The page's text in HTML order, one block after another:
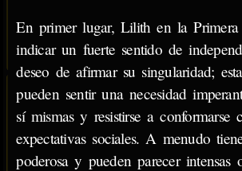
En primer lugar, Lilith en la Primera
indicar un fuerte sentido de
deseo de afirmar su singularidad;
pueden sentir una necesidad
sí mismas y resistirse a conformarse
expectativas sociales. A menudo
poderosa y pueden parecer intensas